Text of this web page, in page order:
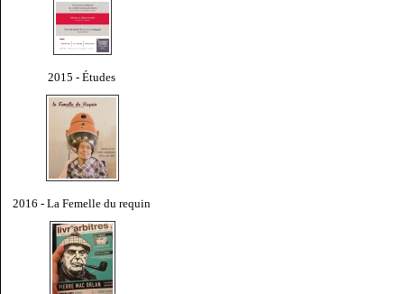
2015 - Études
2016 - La Femelle du requin